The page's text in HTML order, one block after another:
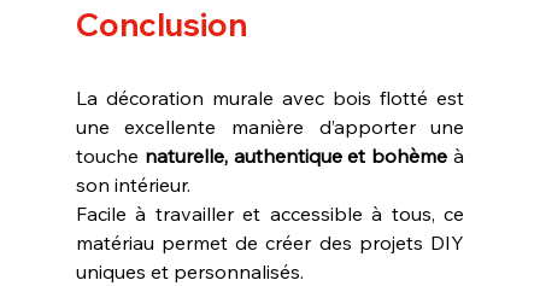
Conclusion
La décoration murale avec bois flotté est
une excellente manière d’apporter une
touche naturelle, authentique et bohème à
son intérieur.
Facile à travailler et accessible à tous, ce
matériau permet de créer des projets DIY
uniques et personnalisés.